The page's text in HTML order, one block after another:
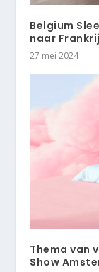
Belgium
naar
27 mei 2024
Thema van
Show